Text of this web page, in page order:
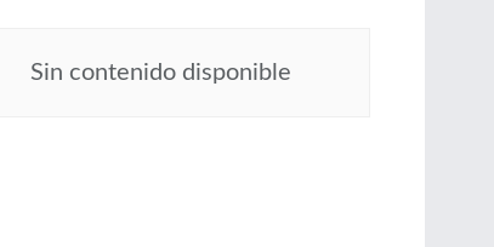
Sin contenido disponible